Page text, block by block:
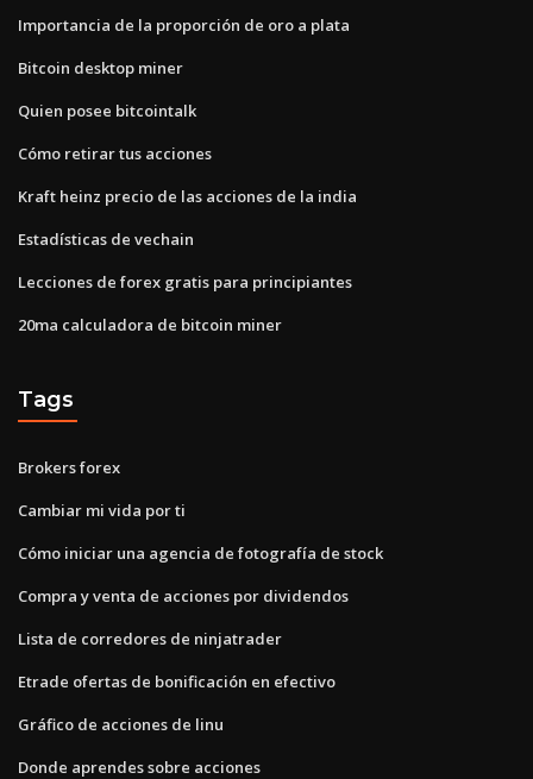
Importancia de la proporción de oro a plata
Bitcoin desktop miner
Quien posee bitcointalk
Cómo retirar tus acciones
Kraft heinz precio de las acciones de la india
Estadísticas de vechain
Lecciones de forex gratis para principiantes
20ma calculadora de bitcoin miner
Tags
Brokers forex
Cambiar mi vida por ti
Cómo iniciar una agencia de fotografía de stock
Compra y venta de acciones por dividendos
Lista de corredores de ninjatrader
Etrade ofertas de bonificación en efectivo
Gráfico de acciones de linu
Donde aprendes sobre acciones